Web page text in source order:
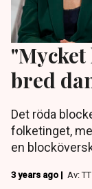
bred
Det röda
folketinget,
en
3 years ago | Av: TT